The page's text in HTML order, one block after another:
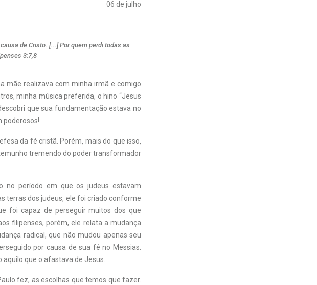
06 de julho
de Cristo. [...] Por quem perdi todas as
3:7,8
mãe realizava com minha irmã e comigo
minha música preferida, o hino “Jesus
que sua fundamentação estava no
poderosos!
da fé cristã. Porém, mais do que isso,
tremendo do poder transformador
no período em que os judeus estavam
terras dos judeus, ele foi criado conforme
foi capaz de perseguir muitos dos que
filipenses, porém, ele relata a mudança
radical, que não mudou apenas seu
por causa de sua fé no Messias.
que o afastava de Jesus.
fez, as escolhas que temos que fazer.